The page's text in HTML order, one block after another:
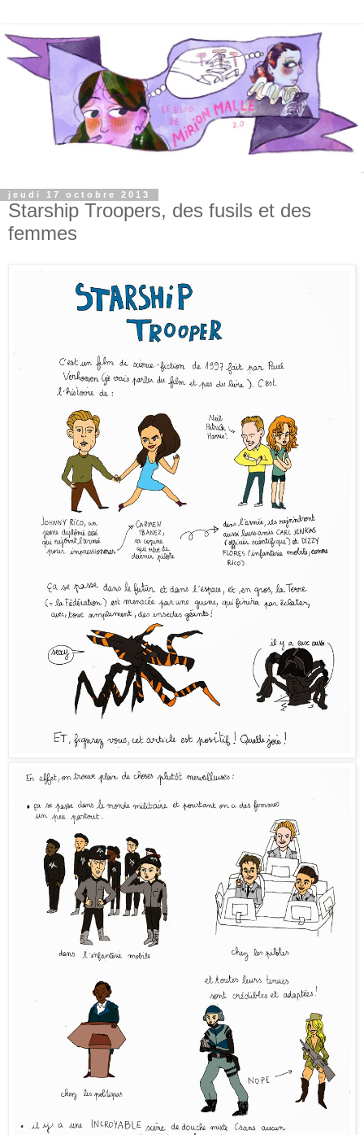
jeudi 17 octobre 2013
Starship Troopers, des fusils et des
femmes